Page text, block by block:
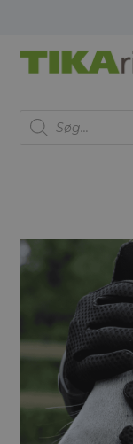
Products
search